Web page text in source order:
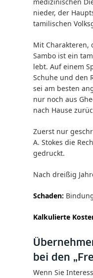
nieder, der
tamilischen
Mit Charakteren,
Sambo ist ein
lebt. Auf einem
Schuhe und den
sei am besten
nur noch aus
nach Hause
Zuerst nur
A. Stokes die
gedruckt.
Nach dreißig
Schaden:
Kalkulierte Kost
bei den
Wenn Sie